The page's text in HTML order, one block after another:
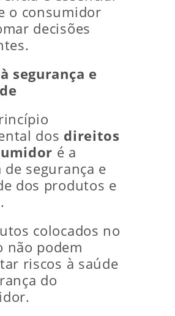
o consumidor
decisões
segurança e
dos direitos
é a
segurança e
dos produtos e
colocados no
não podem
riscos à saúde
do